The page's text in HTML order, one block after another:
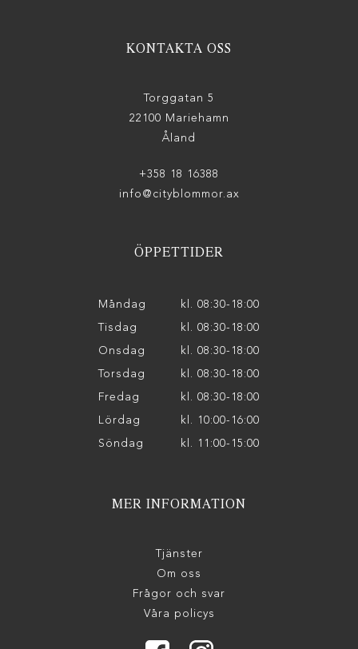
KONTAKTA OSS
Torggatan 5
22100 Mariehamn
Åland
+358 18 16388
info@cityblommor.ax
ÖPPETTIDER
Måndag kl. 08:30-18:00
Tisdag kl. 08:30-18:00
Onsdag kl. 08:30-18:00
Torsdag kl. 08:30-18:00
Fredag kl. 08:30-18:00
Lördag kl. 10:00-16:00
Söndag kl. 11:00-15:00
MER INFORMATION
Tjänster
Om oss
Frågor och svar
Våra policys